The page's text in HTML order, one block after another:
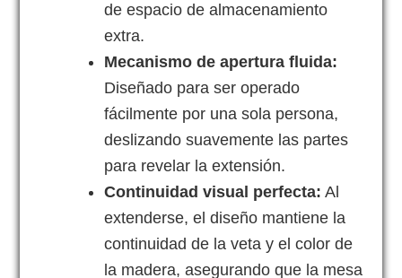
de espacio de almacenamiento
extra.
Mecanismo de apertura fluida:
Diseñado para ser operado
fácilmente por una sola persona,
deslizando suavemente las partes
para revelar la extensión.
Continuidad visual perfecta: Al
extenderse, el diseño mantiene la
continuidad de la veta y el color de
la madera, asegurando que la mesa